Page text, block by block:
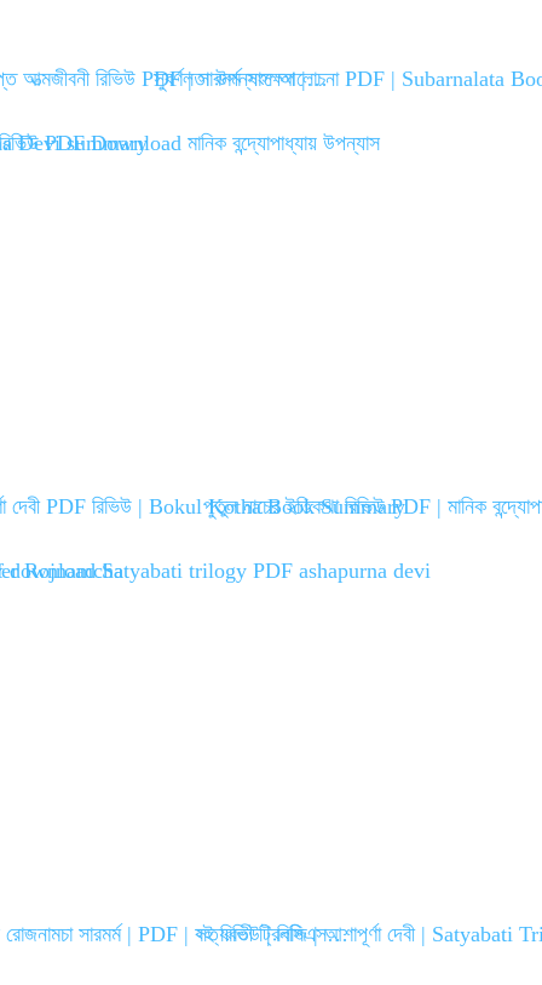
আত্মজীবনী রিভিউ PDF | সারমর্ম সংক্ষেপ |…
সুবর্ণলতা উপন্যাস আলোচনা PDF | Subarnalata
দেবী PDF রিভিউ | Bokul Kotha Book Summary
পুতুল নাচের ইতিকথা রিভিউ PDF | মানিক
রোজনামচা সারমর্ম | PDF | বই রিভিউ | বিসিএস…
সত্যবতী ট্রিলজি | আশাপূর্ণা দেবী |